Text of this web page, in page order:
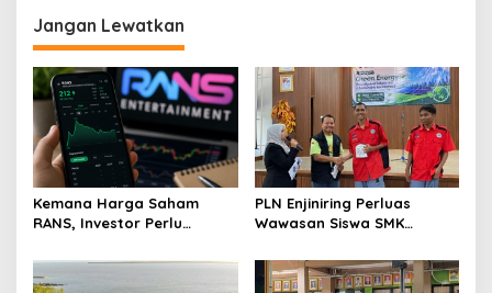
Jangan Lewatkan
Kemana Harga Saham
RANS, Investor Perlu
Menghindari Spekulasi
Berlebihan
PLN Enjiniring Perluas
Wawasan Siswa SMK
Perubahan Iklim